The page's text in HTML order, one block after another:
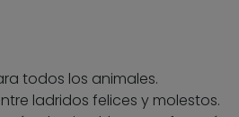
todos los animales.
ladridos felices y molestos.